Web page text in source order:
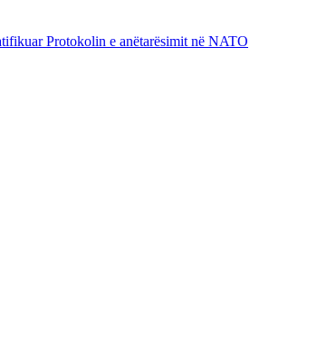
Protokolin e anëtarësimit në NATO